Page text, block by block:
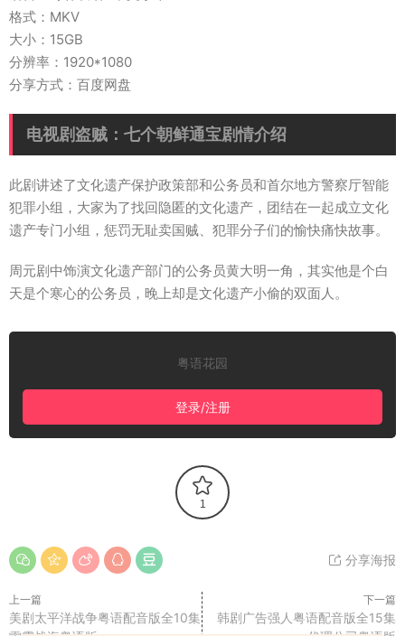
格式：MKV
大小：15GB
分辨率：1920*1080
分享方式：百度网盘
电视剧盗贼：七个朝鲜通宝剧情介绍
此剧讲述了文化遗产保护政策部和公务员和首尔地方警察厅智能
犯罪小组，大家为了找回隐匿的文化遗产，团结在一起成立文化
遗产专门小组，惩罚无耻卖国贼、犯罪分子们的愉快痛快故事。
周元剧中饰演文化遗产部门的公务员黄大明一角，其实他是个白
天是个寒心的公务员，晚上却是文化遗产小偷的双面人。
粤语花园
登录/注册
1
分享海报
上一篇
美剧太平洋战争粤语配音版全10集
下一篇
韩剧广告强人粤语配音版全15集